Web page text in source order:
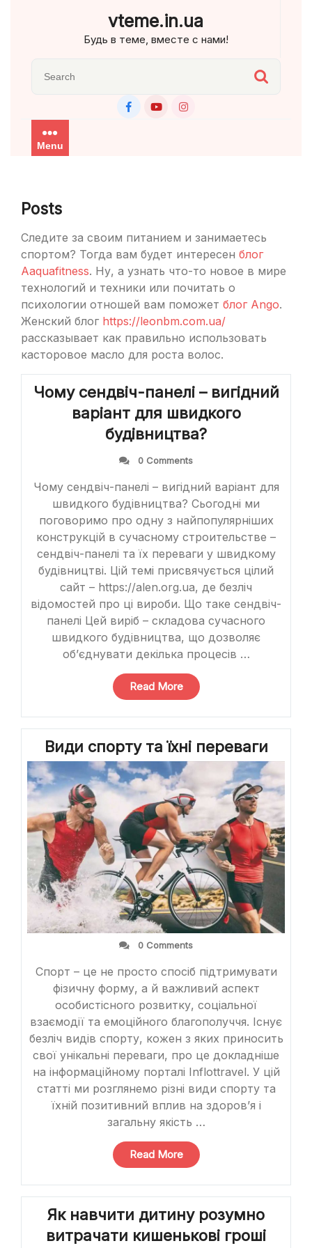
vteme.in.ua
Будь в теме, вместе с нами!
Menu
Posts
Следите за своим питанием и занимаетесь
спортом? Тогда вам будет интересен блог
Aaquafitness. Ну, а узнать что-то новое в мире
технологий и техники или почитать о
психологии отношей вам поможет блог Ango.
Женский блог https://leonbm.com.ua/
рассказывает как правильно использовать
касторовое масло для роста волос.
Чому сендвіч-панелі – вигідний
варіант для швидкого
будівництва?
0 Comments
Чому сендвіч-панелі – вигідний варіант для
швидкого будівництва? Сьогодні ми
поговоримо про одну з найпопулярніших
конструкцій в сучасному строительстве –
сендвіч-панелі та їх переваги у швидкому
будівництві. Цій темі присвячується цілий
сайт – https://alen.org.ua, де безліч
відомостей про ці вироби. Що таке сендвіч-
панелі Цей виріб – складова сучасного
швидкого будівництва, що дозволяє
об’єднувати декілька процесів …
Read More“Чому
сендвіч-
панелі
–
вигідний
варіант
для
швидкого
будівництва?”
Види спорту та їхні переваги
0 Comments
Спорт – це не просто спосіб підтримувати
фізичну форму, а й важливий аспект
особистісного розвитку, соціальної
взаємодії та емоційного благополуччя. Існує
безліч видів спорту, кожен з яких приносить
свої унікальні переваги, про це докладніше
на інформаційному порталі Inflottravel. У цій
статті ми розглянемо різні види спорту та
їхній позитивний вплив на здоров’я і
загальну якість …
Read More“Види
спорту
та
їхні
переваги”
Як навчити дитину розумно
витрачати кишенькові гроші